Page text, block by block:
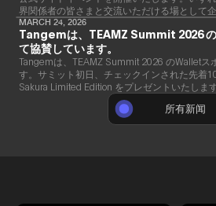
界関係者の皆さまと交流いただける場として
合いましたら、ぜひご参加ください。
MARCH 24, 2026
Tangemは、TEAMZ Summit 2026
て協賛しています。
Tangemは、TEAMZ Summit 2026 のWalletス
す。サミット初日、チェックインされた先着
Sakura Limited Edition をプレゼントいたします
所有新闻